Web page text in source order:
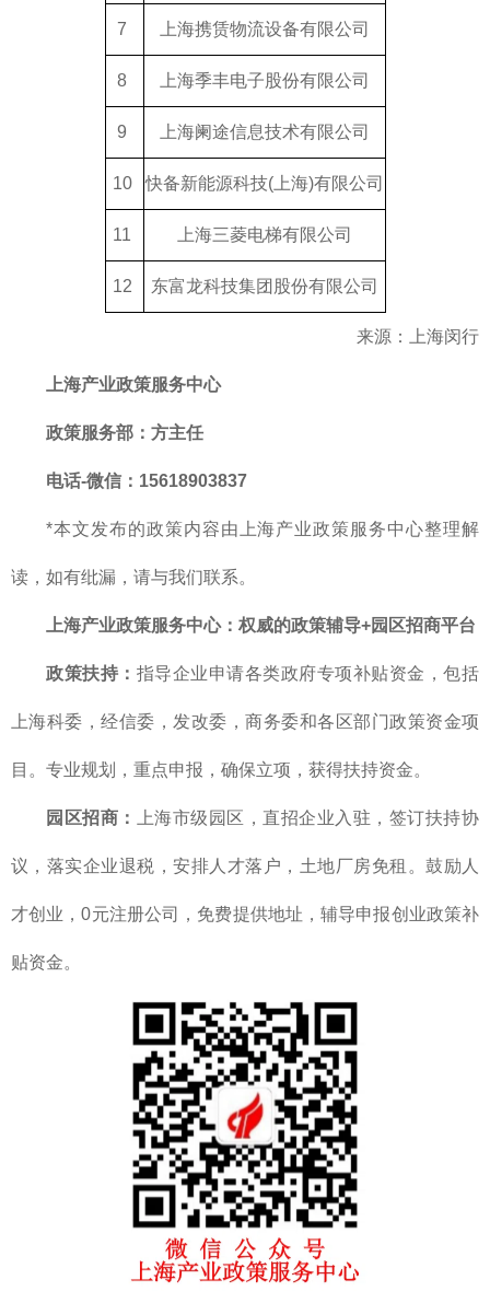
7 上海携赁物流设备有限公司
8 上海季丰电子股份有限公司
9 上海阑途信息技术有限公司
10 快备新能源科技(上海)有限公司
11 上海三菱电梯有限公司
12 东富龙科技集团股份有限公司
来源：上海闵行
上海产业政策服务中心
政策服务部：方主任
电话-微信：15618903837
*本文发布的政策内容由上海产业政策服务中心整理解
读，如有纰漏，请与我们联系。
上海产业政策服务中心：权威的政策辅导+园区招商平台
政策扶持： 指导企业申请各类政府专项补贴资金，包括
上海科委，经信委，发改委，商务委和各区部门政策资金项
目。专业规划，重点申报，确保立项，获得扶持资金。
园区招商： 上海市级园区，直招企业入驻，签订扶持协
议，落实企业退税，安排人才落户，土地厂房免租。鼓励人
才创业，0元注册公司，免费提供地址，辅导申报创业政策补
贴资金。